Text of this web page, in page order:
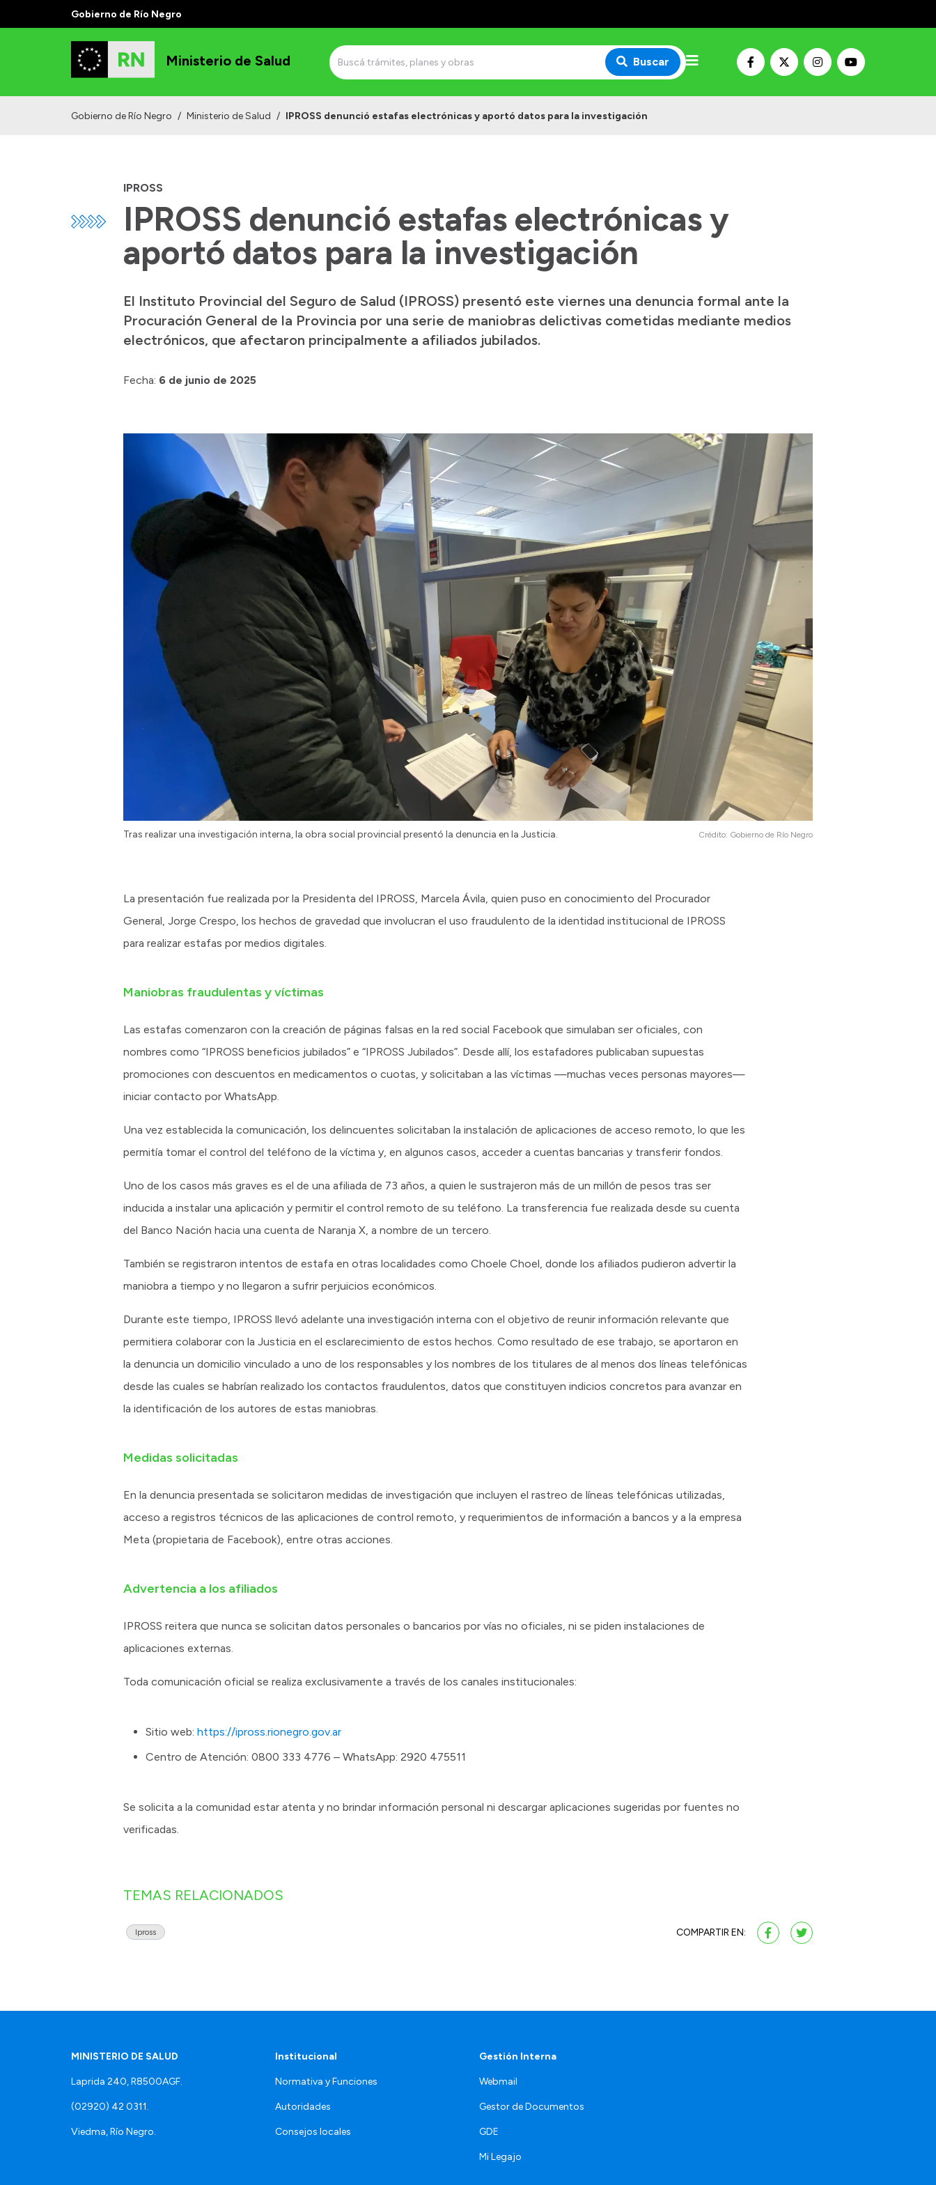
Gobierno de Río Negro
Ministerio de Salud Buscar
Gobierno de Río Negro / Ministerio de Salud / IPROSS denunció estafas electrónicas y aportó datos para la investigación
IPROSS
IPROSS denunció estafas electrónicas y
aportó datos para la investigación
El Instituto Provincial del Seguro de Salud (IPROSS) presentó este viernes una denuncia formal ante la
Procuración General de la Provincia por una serie de maniobras delictivas cometidas mediante medios
electrónicos, que afectaron principalmente a afiliados jubilados.
Fecha: 6 de junio de 2025
Tras realizar una investigación interna, la obra social provincial presentó la denuncia en la Justicia. Crédito: Gobierno de Río Negro
La presentación fue realizada por la Presidenta del IPROSS, Marcela Ávila, quien puso en conocimiento del Procurador
General, Jorge Crespo, los hechos de gravedad que involucran el uso fraudulento de la identidad institucional de IPROSS
para realizar estafas por medios digitales.
Maniobras fraudulentas y víctimas
Las estafas comenzaron con la creación de páginas falsas en la red social Facebook que simulaban ser oficiales, con
nombres como “IPROSS beneficios jubilados” e “IPROSS Jubilados”. Desde allí, los estafadores publicaban supuestas
promociones con descuentos en medicamentos o cuotas, y solicitaban a las víctimas —muchas veces personas mayores—
iniciar contacto por WhatsApp.
Una vez establecida la comunicación, los delincuentes solicitaban la instalación de aplicaciones de acceso remoto, lo que les
permitía tomar el control del teléfono de la víctima y, en algunos casos, acceder a cuentas bancarias y transferir fondos.
Uno de los casos más graves es el de una afiliada de 73 años, a quien le sustrajeron más de un millón de pesos tras ser
inducida a instalar una aplicación y permitir el control remoto de su teléfono. La transferencia fue realizada desde su cuenta
del Banco Nación hacia una cuenta de Naranja X, a nombre de un tercero.
También se registraron intentos de estafa en otras localidades como Choele Choel, donde los afiliados pudieron advertir la
maniobra a tiempo y no llegaron a sufrir perjuicios económicos.
Durante este tiempo, IPROSS llevó adelante una investigación interna con el objetivo de reunir información relevante que
permitiera colaborar con la Justicia en el esclarecimiento de estos hechos. Como resultado de ese trabajo, se aportaron en
la denuncia un domicilio vinculado a uno de los responsables y los nombres de los titulares de al menos dos líneas telefónicas
desde las cuales se habrían realizado los contactos fraudulentos, datos que constituyen indicios concretos para avanzar en
la identificación de los autores de estas maniobras.
Medidas solicitadas
En la denuncia presentada se solicitaron medidas de investigación que incluyen el rastreo de líneas telefónicas utilizadas,
acceso a registros técnicos de las aplicaciones de control remoto, y requerimientos de información a bancos y a la empresa
Meta (propietaria de Facebook), entre otras acciones.
Advertencia a los afiliados
IPROSS reitera que nunca se solicitan datos personales o bancarios por vías no oficiales, ni se piden instalaciones de
aplicaciones externas.
Toda comunicación oficial se realiza exclusivamente a través de los canales institucionales:
Sitio web: https://ipross.rionegro.gov.ar
Centro de Atención: 0800 333 4776 – WhatsApp: 2920 475511
Se solicita a la comunidad estar atenta y no brindar información personal ni descargar aplicaciones sugeridas por fuentes no
verificadas.
TEMAS RELACIONADOS
Ipross COMPARTIR EN:
MINISTERIO DE SALUD
Laprida 240, R8500AGF.
(02920) 42 0311.
Viedma, Río Negro.
Institucional
Normativa y Funciones
Autoridades
Consejos locales
Gestión Interna
Webmail
Gestor de Documentos
GDE
Mi Legajo